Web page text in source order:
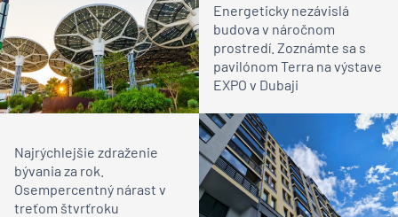
Energeticky nezávislá
budova v náročnom
prostredí. Zoznámte sa s
pavilónom Terra na výstave
EXPO v Dubaji
Najrýchlejšie zdraženie
bývania za rok.
Osempercentný nárast v
treťom štvrťroku